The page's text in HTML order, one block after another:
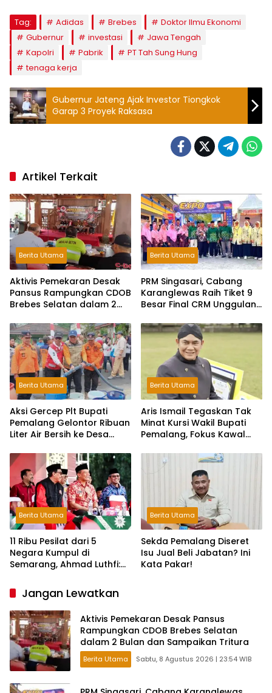
Tag: Adidas Brebes
Doktor Ilmu Ekonomi
Gubernur
investasi
Jawa Tengah
Kapolri
Pabrik
PT Tah Sung Hung
tenaga kerja
Gubernur Jateng Ajak Investor Tiongkok
Garap 3 Proyek Raksasa
Artikel Terkait
Berita Utama
Aktivis Pemekaran Desak
Pansus Rampungkan CDOB
Brebes Selatan dalam 2
Tritura
Berita Utama
PRM Singasari, Cabang
Karanglewas Raih Tiket 9
Besar Final CRM Unggulan
Berita Utama
Aksi Gercep Plt Bupati
Pemalang Gelontor Ribuan
Liter Air Bersih ke Desa
Berita Utama
Aris Ismail Tegaskan Tak
Minat Kursi Wakil Bupati
Pemalang, Fokus Kawal
Berita Utama
11 Ribu Pesilat dari 5
Negara Kumpul di
Semarang, Ahmad Luthfi:
Bangsa!
Berita Utama
Sekda Pemalang Diseret
Isu Jual Beli Jabatan? Ini
Kata Pakar!
Jangan Lewatkan
Aktivis Pemekaran Desak Pansus
Rampungkan CDOB Brebes Selatan
dalam 2 Bulan dan Sampaikan Tritura
Berita Utama Sabtu, 8 Agustus 2026 | 23:54 WIB